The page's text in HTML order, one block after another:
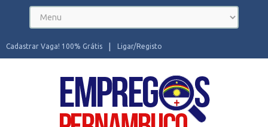
Ligar/Registo
Cadastrar Vaga! 100% Grátis